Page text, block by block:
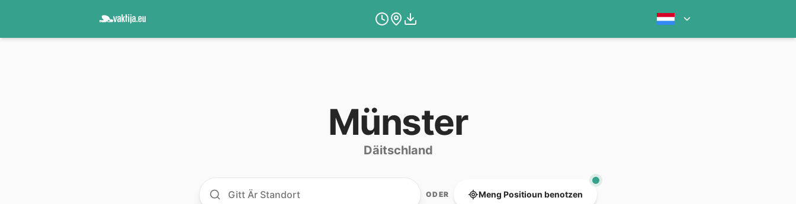
Münster
Däitschland
ODER Meng Positioun benotzen